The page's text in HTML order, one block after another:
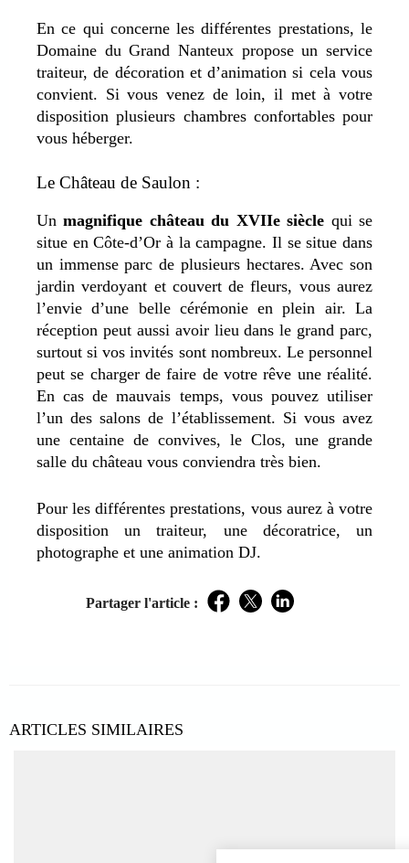
En ce qui concerne les différentes prestations, le
Domaine du Grand Nanteux propose un service
traiteur, de décoration et d’animation si cela vous
convient. Si vous venez de loin, il met à votre
disposition plusieurs chambres confortables pour
vous héberger.
Le Château de Saulon :
Unmagnifique château du XVIIe siècle qui se
situe en Côte-d’Or à la campagne. Il se situe dans
un immense parc de plusieurs hectares. Avec son
jardin verdoyant et couvert de fleurs, vous aurez
l’envie d’une belle cérémonie en plein air. La
réception peut aussi avoir lieu dans le grand parc,
surtout si vos invités sont nombreux. Le personnel
peut se charger de faire de votre rêve une réalité.
En cas de mauvais temps, vous pouvez utiliser
l’un des salons de l’établissement. Si vous avez
une centaine de convives, le Clos, une grande
salle du château vous conviendra très bien.
Pour les différentes prestations, vous aurez à votre
disposition un traiteur, une décoratrice, un
photographe et une animation DJ.
Partager l'article : Facebook
TwitterLinkedIn
ARTICLES SIMILAIRES